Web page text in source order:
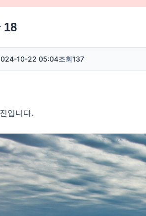
18
10-22 05:04조회137
입니다.